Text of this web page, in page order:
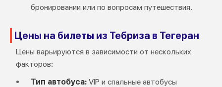
бронировании или по вопросам путешествия.
Цены на билеты из Тебриза в Тегеран
Цены варьируются в зависимости от нескольких
факторов:
Тип автобуса:VIP и спальные автобусы